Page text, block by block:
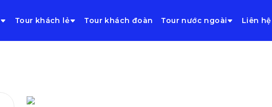
Tour khách lẻ Tour khách đoàn Tour nước ngoài Liên hệ